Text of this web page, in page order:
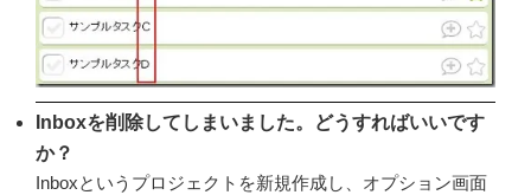
Inboxを削除してしまいました。どうすればいいです
か？
Inboxというプロジェクトを新規作成し、オプション画面